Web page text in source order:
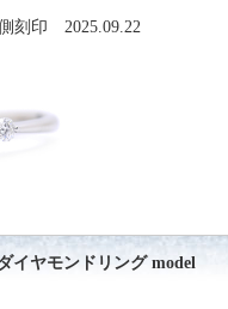
刻印 2025.09.22
イヤモンドリング model